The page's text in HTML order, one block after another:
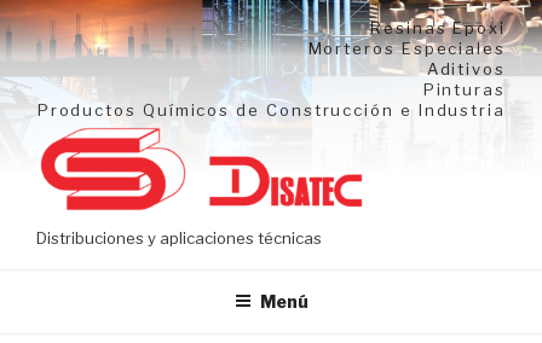
Ir
al
contenido
Resinas Epoxi
Morteros Especiales
Aditivos
Pinturas
Productos Químicos de Construcción e Industria
Distribuciones y aplicaciones técnicas
Menú